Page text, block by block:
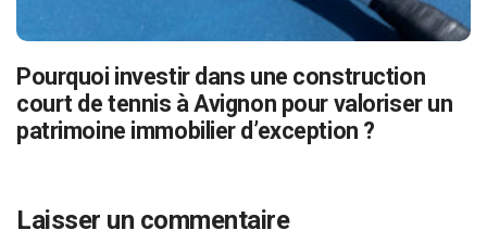
Pourquoi investir dans une construction
court de tennis à Avignon pour valoriser un
patrimoine immobilier d’exception ?
Laisser un commentaire